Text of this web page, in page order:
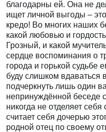
благодарны ей. Она не
ищет личной выгоды –
кредо! Во многих наших
какой любовью и
Грозный, и какой
сердце воспоминания о
города и горькой судьбе
буду слишком вдаваться
подчеркнуть лишь один
непринуждённой беседе
никогда не отделяет
считает себя дочерью
родной отец по своему